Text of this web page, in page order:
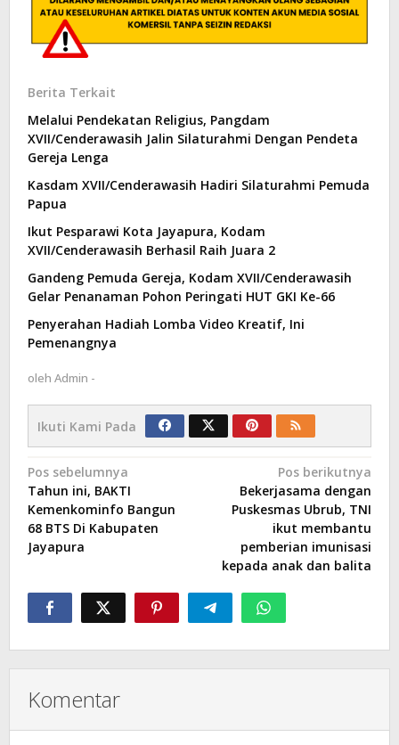
Berita Terkait
Melalui Pendekatan Religius, Pangdam
XVII/Cenderawasih Jalin Silaturahmi Dengan Pendeta
Gereja Lenga
Kasdam XVII/Cenderawasih Hadiri Silaturahmi Pemuda
Papua
Ikut Pesparawi Kota Jayapura, Kodam
XVII/Cenderawasih Berhasil Raih Juara 2
Gandeng Pemuda Gereja, Kodam XVII/Cenderawasih
Gelar Penanaman Pohon Peringati HUT GKI Ke-66
Penyerahan Hadiah Lomba Video Kreatif, Ini
Pemenangnya
oleh Admin -
Ikuti Kami Pada
Navigasi
pos
Pos sebelumnya
Tahun ini, BAKTI
Kemenkominfo Bangun
68 BTS Di Kabupaten
Jayapura
Pos berikutnya
Bekerjasama dengan
Puskesmas Ubrub, TNI
ikut membantu
pemberian imunisasi
kepada anak dan balita
Komentar